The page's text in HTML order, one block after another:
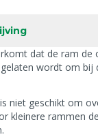
dat de ram de
wordt om bij
niet geschikt om
kleinere rammen